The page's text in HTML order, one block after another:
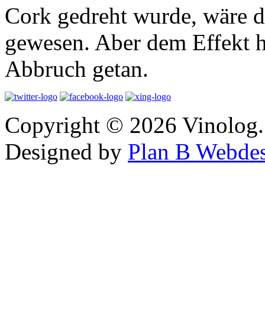
Cork gedreht wurde, wäre
gewesen. Aber dem Effekt
Abbruch getan.
Copyright © 2026
Designed by Plan B